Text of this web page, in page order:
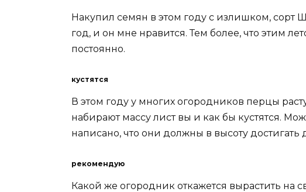
Накупил семян в этом году с излишком,
год, и он мне нравится. Тем более, что этим
постоянно.
кустятся
В этом году у многих огородников перцы
набирают массу лист вы и как бы кустятся.
написано, что они должны в высоту достигать
рекомендую
Какой же огородник откажется вырастить на